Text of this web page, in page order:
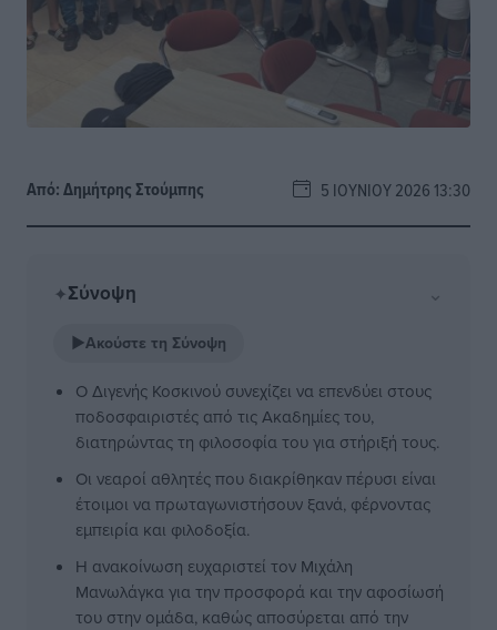
Από:Δημήτρης Στούμπης 5 ΙΟΥΝΊΟΥ 2026 13:30
✦Σύνοψη ⌄
▶Ακούστε τη Σύνοψη
Ο Διγενής Κοσκινού συνεχίζει να επενδύει στους
ποδοσφαιριστές από τις Ακαδημίες του,
διατηρώντας τη φιλοσοφία του για στήριξή τους.
Οι νεαροί αθλητές που διακρίθηκαν πέρυσι είναι
έτοιμοι να πρωταγωνιστήσουν ξανά, φέρνοντας
εμπειρία και φιλοδοξία.
Η ανακοίνωση ευχαριστεί τον Μιχάλη
Μανωλάγκα για την προσφορά και την αφοσίωσή
του στην ομάδα, καθώς αποσύρεται από την